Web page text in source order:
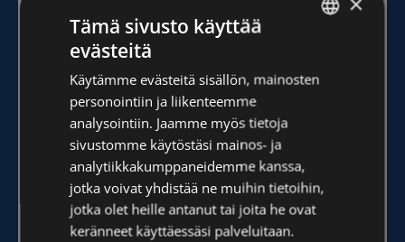
ENGLISH
Tämä sivusto käyttää
evästeitä
Käytämme evästeitä sisällön, mainosten
personointiin ja liikenteemme
analysointiin. Jaamme myös tietoja
sivustomme käytöstäsi mainos- ja
analytiikkakumppaneidemme kanssa,
jotka voivat yhdistää ne muihin tietoihin,
jotka olet heille antanut tai joita he ovat
keränneet käyttäessäsi palveluitaan.